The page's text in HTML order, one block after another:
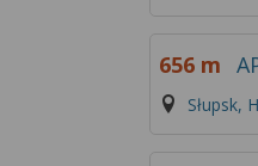
656 m
Słupsk,